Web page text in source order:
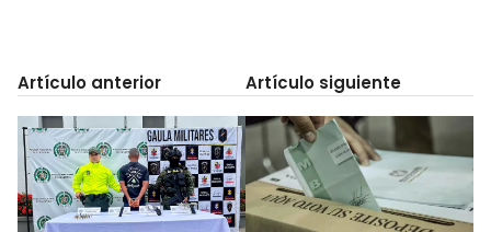
Artículo anterior Artículo siguiente